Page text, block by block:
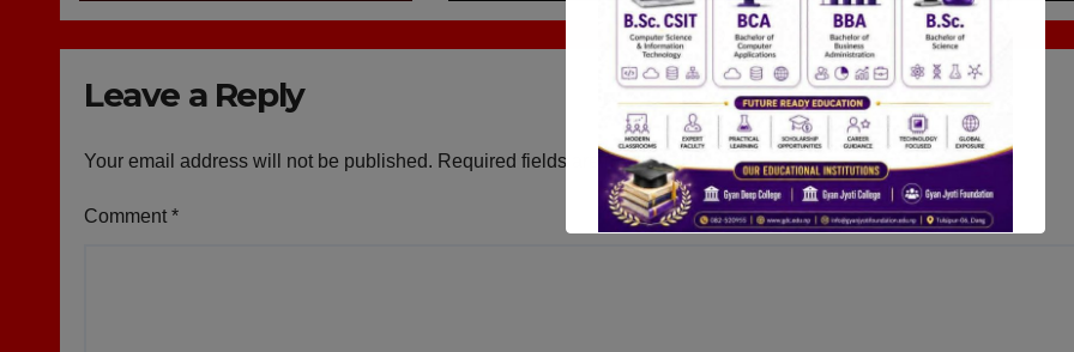
Leave a Reply
Your email address will not be published. Required fields are marked*
Comment *